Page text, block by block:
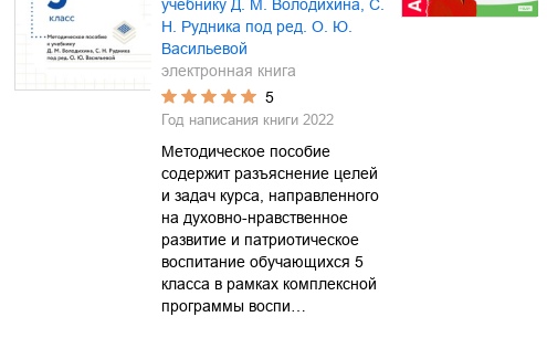
учебнику Д. М. Володиxина, С.
Н. Рудника под ред. О. Ю.
Васильевой
электронная книга
5
Год написания книги 2022
Методическое пособие
содержит разъяснение целей
и задач курса, направленного
на духовно-нравственное
развитие и патриотическое
воспитание обучающихся 5
класса в рамках комплексной
программы воспи…